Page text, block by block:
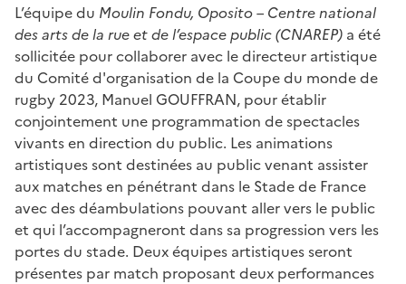
L’équipe du Moulin Fondu, Oposito – Centre national
des arts de la rueet de l’espace public (CNAREP) a été
sollicitée pour collaborer avec le directeur artistique
du Comité d'organisation de la Coupe du monde de
rugby 2023, Manuel GOUFFRAN, pour établir
conjointement une programmation de spectacles
vivants en direction du public. Les animations
artistiques sont destinées au public venant assister
aux matches en pénétrant dans le Stade de France
avec des déambulations pouvant aller vers le public
et qui l’accompagneront dans sa progression vers les
portes du stade. Deux équipes artistiques seront
présentes par match proposant deux performances